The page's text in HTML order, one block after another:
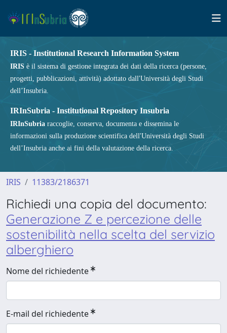
IRIS - Institutional Research Information System
IRIS è il sistema di gestione integrata dei dati della ricerca (persone,
progetti, pubblicazioni, attività) adottato dall'Università degli Studi
dell’Insubria.
IRInSubria - Institutional Repository Insubria
IRInSubria raccoglie, conserva, documenta e dissemina le
informazioni sulla produzione scientifica dell'Università degli Studi
dell’Insubria anche ai fini della valutazione della ricerca.
IRIS 11383/2186371
Richiedi una copia del documento:
Generazione Z e percezione delle
sostenibilità nella scelta del servizio
alberghiero
Nome del richiedente
E-mail del richiedente